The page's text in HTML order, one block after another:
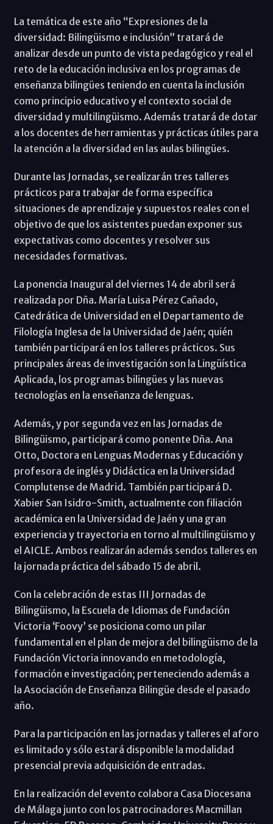
La temática de este año “Expresiones de la
diversidad: Bilingüismo e inclusión” tratará de
analizar desde un punto de vista pedagógico y real el
reto de la educación inclusiva en los programas de
enseñanza bilingües teniendo en cuenta la inclusión
como principio educativo y el contexto social de
diversidad y multilingüismo. Además tratará de dotar
a los docentes de herramientas y prácticas útiles para
la atención a la diversidad en las aulas bilingües.
Durante las Jornadas, se realizarán tres talleres
prácticos para trabajar de forma específica
situaciones de aprendizaje y supuestos reales con el
objetivo de que los asistentes puedan exponer sus
expectativas como docentes y resolver sus
necesidades formativas.
La ponencia Inaugural del viernes 14 de abril será
realizada por Dña. María Luisa Pérez Cañado,
Catedrática de Universidad en el Departamento de
Filología Inglesa de la Universidad de Jaén; quién
también participará en los talleres prácticos. Sus
principales áreas de investigación son la Lingüística
Aplicada, los programas bilingües y las nuevas
tecnologías en la enseñanza de lenguas.
Además, y por segunda vez en las Jornadas de
Bilingüismo, participará como ponente Dña. Ana
Otto, Doctora en Lenguas Modernas y Educación y
profesora de inglés y Didáctica en la Universidad
Complutense de Madrid. También participará D.
Xabier San Isidro-Smith, actualmente con filiación
académica en la Universidad de Jaén y una gran
experiencia y trayectoria en torno al multilingüismo y
el AICLE. Ambos realizarán además sendos talleres en
la jornada práctica del sábado 15 de abril.
Con la celebración de estas III Jornadas de
Bilingüismo, la Escuela de Idiomas de Fundación
Victoria ‘Foovy’ se posiciona como un pilar
fundamental en el plan de mejora del bilingüismo de la
Fundación Victoria innovando en metodología,
formación e investigación; perteneciendo además a
la Asociación de Enseñanza Bilingüe desde el pasado
año.
Para la participación en las jornadas y talleres el aforo
es limitado y sólo estará disponible la modalidad
presencial previa adquisición de entradas.
En la realización del evento colabora Casa Diocesana
de Málaga junto con los patrocinadores Macmillan